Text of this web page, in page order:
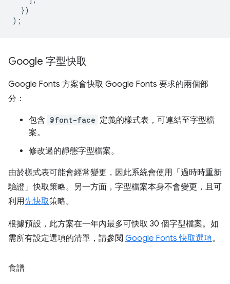
})
);
Google 字型快取
Google Fonts 方案會快取 Google Fonts 要求的兩個部
分：
包含 @font-face 定義的樣式表，可連結至字型檔
案。
修改過的靜態字型檔案。
由於樣式表可能會經常變更，因此系統會使用「過時時重新
驗證」快取策略。另一方面，字型檔案本身不會變更，且可
利用先快取策略。
根據預設，此方案在一年內最多可快取 30 個字型檔案。如
需所有設定選項的清單，請參閱 Google Fonts 快取選項。
食譜